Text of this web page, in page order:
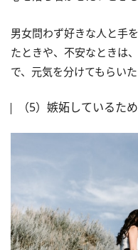
男女問わず好きな人と手
たときや、不安なときは
で、元気を分けてもらいた
（5）嫉妬しているため